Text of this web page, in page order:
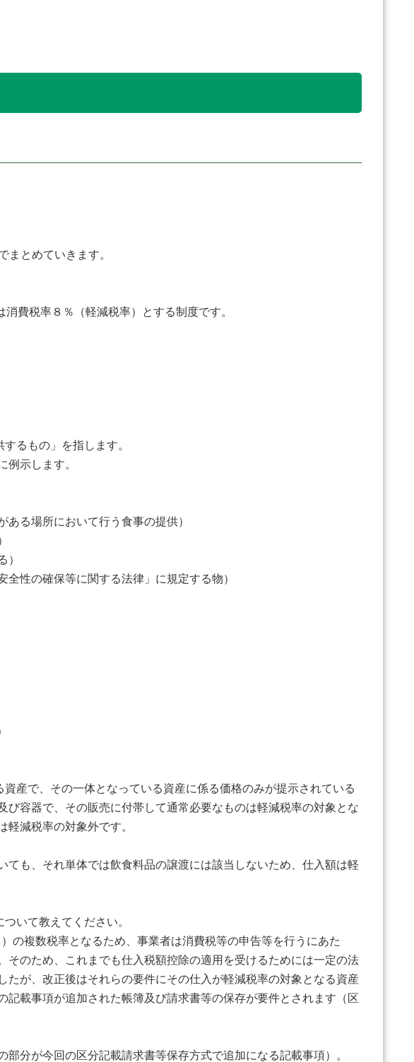
とめていきます。
費税率８％（軽減税率）とする制度です。
るもの」を指します。
示します。
る場所において行う食事の提供）
）
性の確保等に関する法律」に規定する物）
産で、その一体となっている資産に係る価格のみが提示されている
容器で、その販売に付帯して通常必要なものは軽減税率の対象とな
減税率の対象外です。
も、それ単体では飲食料品の譲渡には該当しないため、仕入額は軽
いて教えてください。
複数税率となるため、事業者は消費税等の申告等を行うにあた
のため、これまでも仕入税額控除の適用を受けるためには一定の法
が、改正後はそれらの要件にその仕入が軽減税率の対象となる資産
載事項が追加された帳簿及び請求書等の保存が要件とされます（区
分が今回の区分記載請求書等保存方式で追加になる記載事項）。